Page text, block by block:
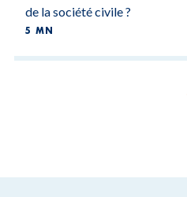
de la société civile ?
5 MN